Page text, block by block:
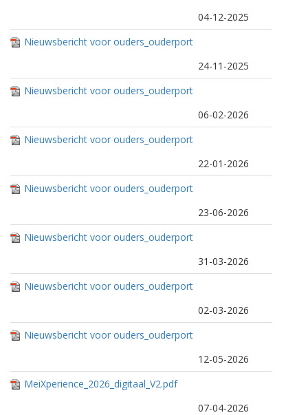
04-12-2025
Nieuwsbericht voor ouders_ouderport
df
24-11-2025
Nieuwsbericht voor ouders_ouderport
06-02-2026
Nieuwsbericht voor ouders_ouderport
22-01-2026
Nieuwsbericht voor ouders_ouderport
rming.pdf
23-06-2026
Nieuwsbericht voor ouders_ouderport
en seksuele opvoeding.pdf
31-03-2026
Nieuwsbericht voor ouders_ouderport
cinaties.pdf
02-03-2026
Nieuwsbericht voor ouders_ouderport
stress heeft_.pdf
12-05-2026
MeiXperience_2026_digitaal_V2.pdf
07-04-2026